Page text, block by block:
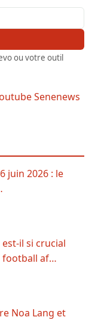
ou votre outil
juin 2026 : le
il si crucial
football af…
Noa Lang et